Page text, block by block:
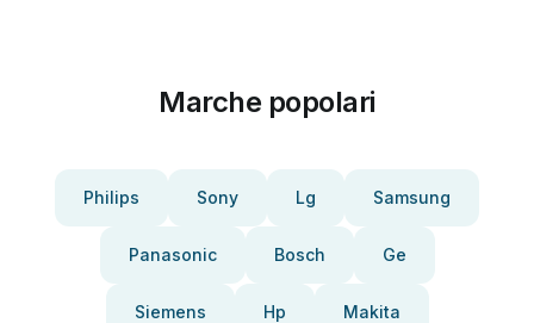
Marche popolari
Philips Sony Lg Samsung
Panasonic Bosch Ge
Siemens Hp Makita